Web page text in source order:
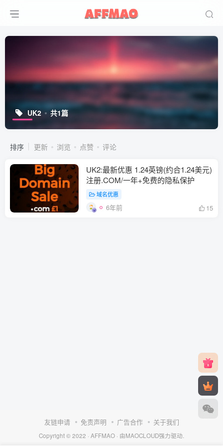
UK2 共1篇
排序 更新 浏览 点赞 评论
UK2:最新优惠 1.24英镑(约合1.24美元)
注册.COM/一年+免费的隐私保护
域名优惠
6年前 15
友链申请 免责声明 广告合作 关于我们
Copyright © 2022 · AFFMAO · 由MAOCLOUD强力驱动.